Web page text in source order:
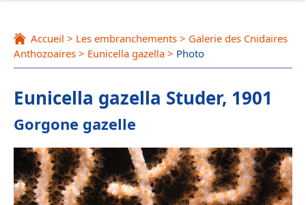
Accueil > Les embranchements > Galerie des Cnidaires
Anthozoaires > Eunicella gazella > Photo
Eunicella gazella Studer, 1901
Gorgone gazelle